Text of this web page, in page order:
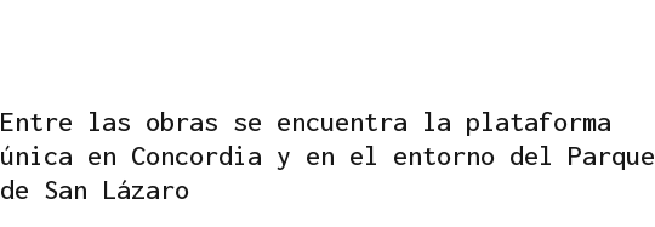
Entre las obras se encuentra la plataforma
única en Concordia y en el entorno del Parque
de San Lázaro